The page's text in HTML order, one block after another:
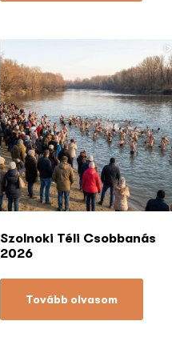
Szolnoki Téli Csobbanás
2026
Tovább olvasom